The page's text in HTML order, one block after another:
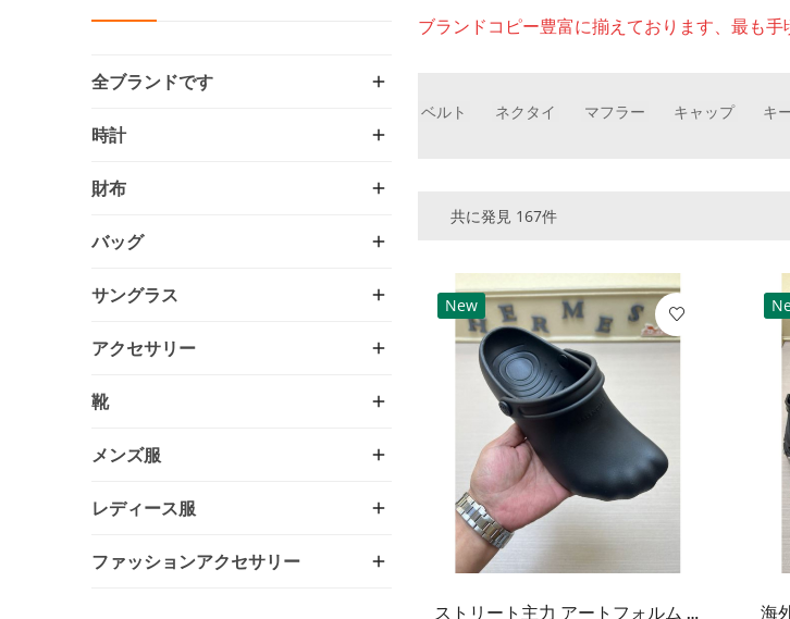
ブランドコピー豊富に揃えております、最も
ベルト ネクタイ マフラー キャップ キ
共に発見 167件
New
ストリート主力 アートフォルム ワンタッチ着脱 耐久ソール BALENCIAGA バーバリー コピー クロッグシューズ リラックスモード
全ブランドです
時計
財布
バッグ
サングラス
アクセサリー
靴
メンズ服
レディース服
ファッションアクセサリー